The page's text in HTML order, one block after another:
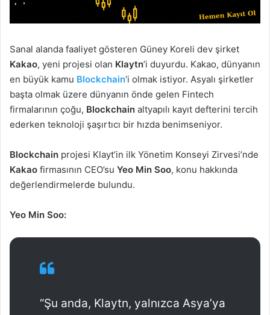
Sanal alanda faaliyet gösteren Güney Koreli dev şirket
Kakao, yeni projesi olan Klaytn’i duyurdu. Kakao, dünyanın
en büyük kamu Blockchain‘i olmak istiyor. Asyalı şirketler
başta olmak üzere dünyanın önde gelen Fintech
firmalarının çoğu, Blockchain altyapılı kayıt defterini tercih
ederken teknoloji şaşırtıcı bir hızda benimseniyor.
Blockchain projesi Klayt’in ilk Yönetim Konseyi Zirvesi’nde
Kakao firmasının CEO’su Yeo Min Soo, konu hakkında
değerlendirmelerde bulundu.
Yeo Min Soo:
“Şu anda, Klaytn, yalnızca Asya’ya